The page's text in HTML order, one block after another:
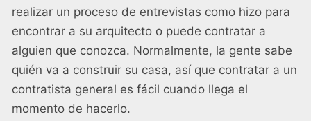
realizar un proceso de entrevistas como hizo para
encontrar a su arquitecto o puede contratar a
alguien que conozca. Normalmente, la gente sabe
quién va a construir su casa, así que contratar a un
contratista general es fácil cuando llega el
momento de hacerlo.